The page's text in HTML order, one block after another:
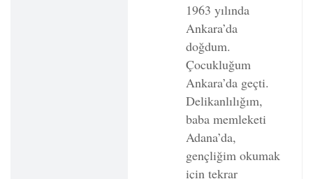
1963 yılında
Ankara’da
doğdum.
Çocukluğum
Ankara’da geçti.
Delikanlılığım,
baba memleketi
Adana’da,
gençliğim okumak
için tekrar